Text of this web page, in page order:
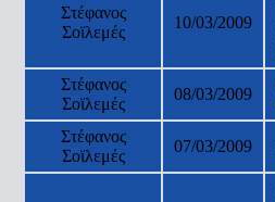
Στέφανος
Σοϊλεμές
10/03/2009
Στέφανος
Σοϊλεμές
08/03/2009
Στέφανος
Σοϊλεμές
07/03/2009